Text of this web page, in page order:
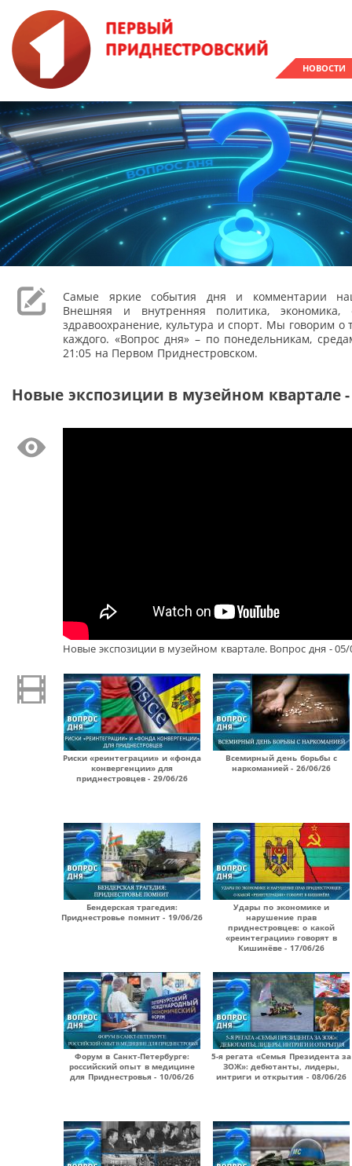
НОВОСТИ
Самые яркие события дня и комментарии
Внешняя и внутренняя политика, экономика,
здравоохранение, культура и спорт. Мы говорим о
каждого. «Вопрос дня» – по понедельникам,
21:05 на Первом Приднестровском.
Новые экспозиции в музейном квартале
Новые экспозиции в музейном квартале. Вопрос дня - 05/
Риски «реинтеграции» и «фонда
конвергенции» для
приднестровцев - 29/06/26
Всемирный день борьбы с
наркоманией - 26/06/26
Бендерская трагедия:
Приднестровье помнит - 19/06/26
Удары по экономике и
нарушение прав
приднестровцев: о какой
«реинтеграции» говорят в
Кишинёве - 17/06/26
Форум в Санкт-Петербурге:
российский опыт в медицине
для Приднестровья - 10/06/26
5-я регата «Семья Президента за
ЗОЖ»: дебютанты, лидеры,
интриги и открытия - 08/06/26